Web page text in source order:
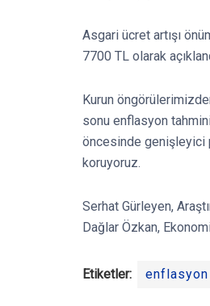
Asgari ücret artışı
7700 TL olarak
Kurun
sonu enflasyon
öncesinde genişleyici
koruyoruz.
Serhat Gürleyen,
Dağlar Özkan,
Etiketler: enflasyon